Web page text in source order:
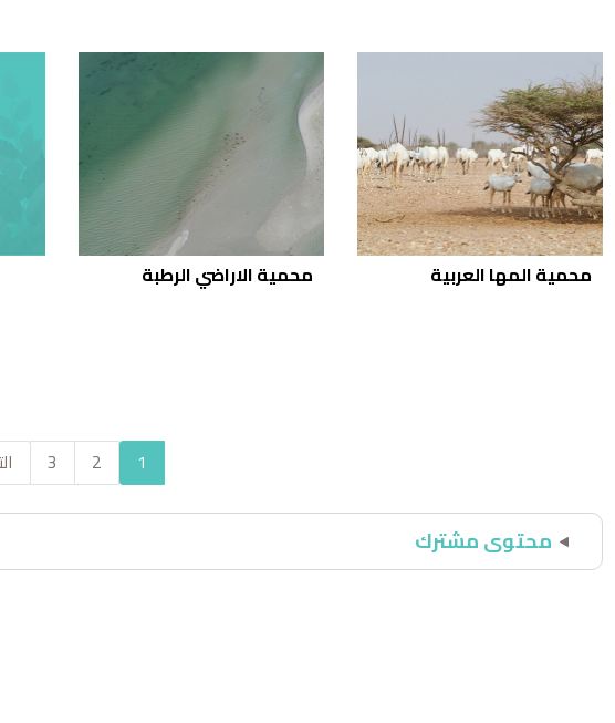
محمية المها العربية محمية الاراضي الرطبة
1
2
3
محتوى مشترك